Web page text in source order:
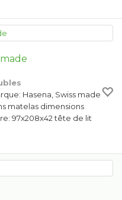
Hasena, Swiss made
matelas dimensions
97x208x42 tête de lit